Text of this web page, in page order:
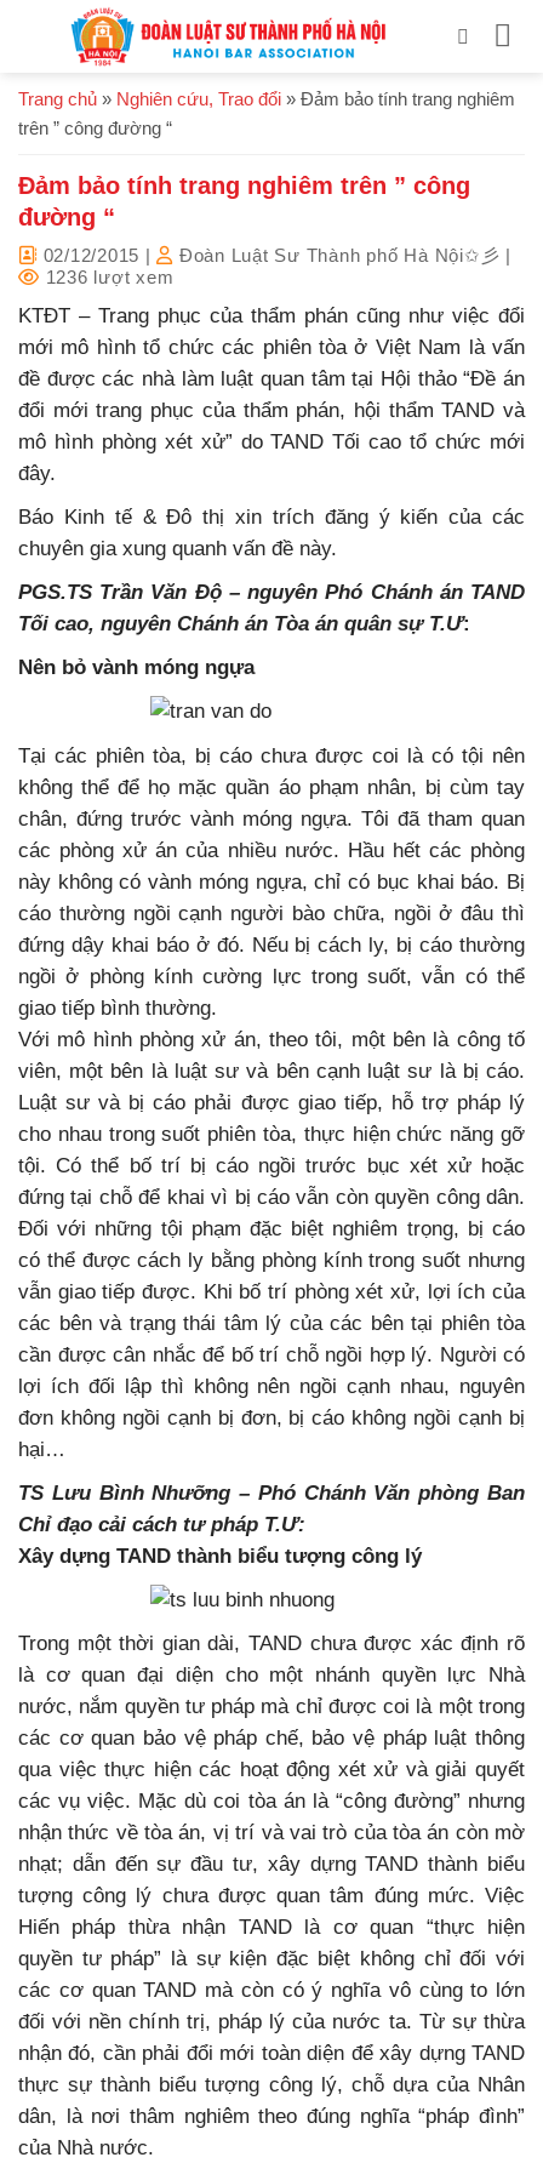
dungTrang chủ » Nghiên cứu, Trao đổi » Đảm bảo tính trang nghiêm
trên ” công đường “
Đảm bảo tính trang nghiêm trên ” công
đường “
02/12/2015 | Đoàn Luật Sư Thành phố Hà Nội✩彡 |
1236 lượt xem
KTĐT – Trang phục của thẩm phán cũng như việc đổi
mới mô hình tổ chức các phiên tòa ở Việt Nam là vấn
đề được các nhà làm luật quan tâm tại Hội thảo “Đề án
đổi mới trang phục của thẩm phán, hội thẩm TAND và
mô hình phòng xét xử” do TAND Tối cao tổ chức mới
đây.
Báo Kinh tế & Đô thị xin trích đăng ý kiến của các
chuyên gia xung quanh vấn đề này.
PGS.TS Trần Văn Độ – nguyên Phó Chánh án TAND
Tối cao, nguyên Chánh án Tòa án quân sự T.Ư:
Nên bỏ vành móng ngựa
Tại các phiên tòa, bị cáo chưa được coi là có tội nên
không thể để họ mặc quần áo phạm nhân, bị cùm tay
chân, đứng trước vành móng ngựa. Tôi đã tham quan
các phòng xử án của nhiều nước. Hầu hết các phòng
này không có vành móng ngựa, chỉ có bục khai báo. Bị
cáo thường ngồi cạnh người bào chữa, ngồi ở đâu thì
đứng dậy khai báo ở đó. Nếu bị cách ly, bị cáo thường
ngồi ở phòng kính cường lực trong suốt, vẫn có thể
giao tiếp bình thường.
Với mô hình phòng xử án, theo tôi, một bên là công tố
viên, một bên là luật sư và bên cạnh luật sư là bị cáo.
Luật sư và bị cáo phải được giao tiếp, hỗ trợ pháp lý
cho nhau trong suốt phiên tòa, thực hiện chức năng gỡ
tội. Có thể bố trí bị cáo ngồi trước bục xét xử hoặc
đứng tại chỗ để khai vì bị cáo vẫn còn quyền công dân.
Đối với những tội phạm đặc biệt nghiêm trọng, bị cáo
có thể được cách ly bằng phòng kính trong suốt nhưng
vẫn giao tiếp được. Khi bố trí phòng xét xử, lợi ích của
các bên và trạng thái tâm lý của các bên tại phiên tòa
cần được cân nhắc để bố trí chỗ ngồi hợp lý. Người có
lợi ích đối lập thì không nên ngồi cạnh nhau, nguyên
đơn không ngồi cạnh bị đơn, bị cáo không ngồi cạnh bị
hại…
TS Lưu Bình Nhưỡng – Phó Chánh Văn phòng Ban
Chỉ đạo cải cách tư pháp T.Ư:
Xây dựng TAND thành biểu tượng công lý
Trong một thời gian dài, TAND chưa được xác định rõ
là cơ quan đại diện cho một nhánh quyền lực Nhà
nước, nắm quyền tư pháp mà chỉ được coi là một trong
các cơ quan bảo vệ pháp chế, bảo vệ pháp luật thông
qua việc thực hiện các hoạt động xét xử và giải quyết
các vụ việc. Mặc dù coi tòa án là “công đường” nhưng
nhận thức về tòa án, vị trí và vai trò của tòa án còn mờ
nhạt; dẫn đến sự đầu tư, xây dựng TAND thành biểu
tượng công lý chưa được quan tâm đúng mức. Việc
Hiến pháp thừa nhận TAND là cơ quan “thực hiện
quyền tư pháp” là sự kiện đặc biệt không chỉ đối với
các cơ quan TAND mà còn có ý nghĩa vô cùng to lớn
đối với nền chính trị, pháp lý của nước ta. Từ sự thừa
nhận đó, cần phải đổi mới toàn diện để xây dựng TAND
thực sự thành biểu tượng công lý, chỗ dựa của Nhân
dân, là nơi thâm nghiêm theo đúng nghĩa “pháp đình”
của Nhà nước.